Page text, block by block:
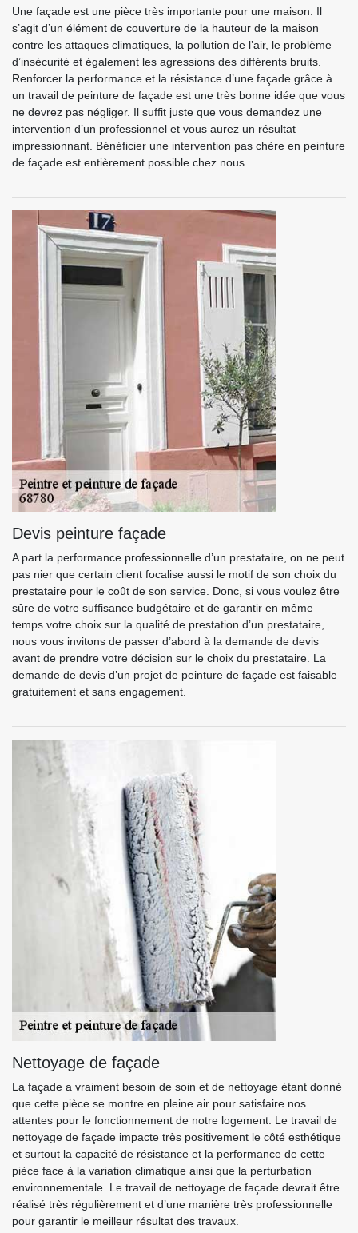
Une façade est une pièce très importante pour une maison. Il
s’agit d’un élément de couverture de la hauteur de la maison
contre les attaques climatiques, la pollution de l’air, le problème
d’insécurité et également les agressions des différents bruits.
Renforcer la performance et la résistance d’une façade grâce à
un travail de peinture de façade est une très bonne idée que vous
ne devrez pas négliger. Il suffit juste que vous demandez une
intervention d’un professionnel et vous aurez un résultat
impressionnant. Bénéficier une intervention pas chère en peinture
de façade est entièrement possible chez nous.
Devis peinture façade
A part la performance professionnelle d’un prestataire, on ne peut
pas nier que certain client focalise aussi le motif de son choix du
prestataire pour le coût de son service. Donc, si vous voulez être
sûre de votre suffisance budgétaire et de garantir en même
temps votre choix sur la qualité de prestation d’un prestataire,
nous vous invitons de passer d’abord à la demande de devis
avant de prendre votre décision sur le choix du prestataire. La
demande de devis d’un projet de peinture de façade est faisable
gratuitement et sans engagement.
Nettoyage de façade
La façade a vraiment besoin de soin et de nettoyage étant donné
que cette pièce se montre en pleine air pour satisfaire nos
attentes pour le fonctionnement de notre logement. Le travail de
nettoyage de façade impacte très positivement le côté esthétique
et surtout la capacité de résistance et la performance de cette
pièce face à la variation climatique ainsi que la perturbation
environnementale. Le travail de nettoyage de façade devrait être
réalisé très régulièrement et d’une manière très professionnelle
pour garantir le meilleur résultat des travaux.